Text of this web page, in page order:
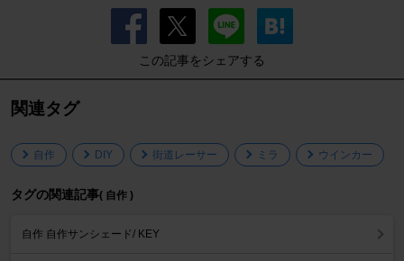
この記事をシェアする
関連タグ
自作 DIY 街道レーサー ミラ ウインカー
タグの関連記事( 自作 )
自作 自作サンシェード/ KEY